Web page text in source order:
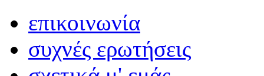
επικοινωνία
συχνές ερωτήσεις